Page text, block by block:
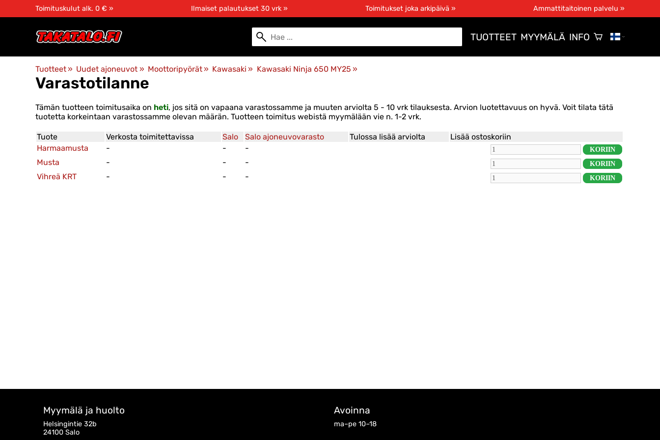
Toimituskulut alk. 0 € » Ilmaiset palautukset 30 vrk » Toimitukset joka arkipäivä » Ammattitaitoinen palvelu »
TUOTTEET MYYMÄLÄ INFO
Tuotteet ‪» Uudet ajoneuvot ‪» Moottoripyörät ‪» Kawasaki ‪» Kawasaki Ninja 650 MY25 ‪»
Varastotilanne
Tämän tuotteen toimitusaika on heti, jos sitä on vapaana varastossamme ja muuten arviolta 5 - 10 vrk tilauksesta. Arvion luotettavuus on hyvä. Voit tilata tätä
tuotetta korkeintaan varastossamme olevan määrän. Tuotteen toimitus webistä myymälään vie n. 1-2 vrk.
Tuote Verkosta toimitettavissa Salo Salo ajoneuvovarasto Tulossa lisää arviolta
Lisää ostoskoriin
Harmaamusta
- -
-
Musta
- -
-
Vihreä KRT
- - -
Myymälä ja huolto
Helsingintie 32b
24100 Salo
Avoinna
ma–pe 10–18